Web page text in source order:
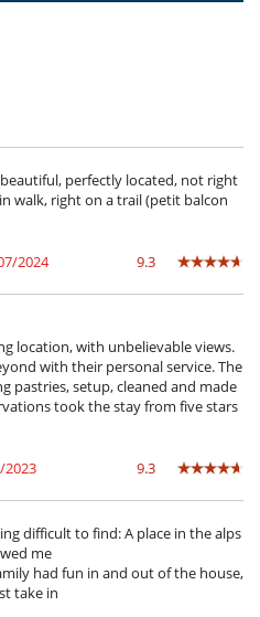
bezahlen.
perfectly located, not right
walk, right on a trail (petit balcon
2024 9.3
location, with unbelievable views.
with their personal service. The
pastries, setup, cleaned and made
took the stay from five stars
2023 9.3
difficult to find: A place in the alps
me
had fun in and out of the house,
take in